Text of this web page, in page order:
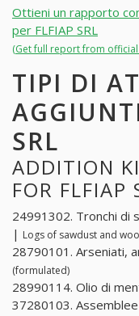
Ottieni un rapporto
per FLFIAP SRL
(Get full report from official
TIPI DI
SRL
ADDITION
FOR FLFIAP
24991302. Tronchi di
| Logs of sawdust and
28790101. Arseniati,
(formulated)
28990114. Olio di
37280103.